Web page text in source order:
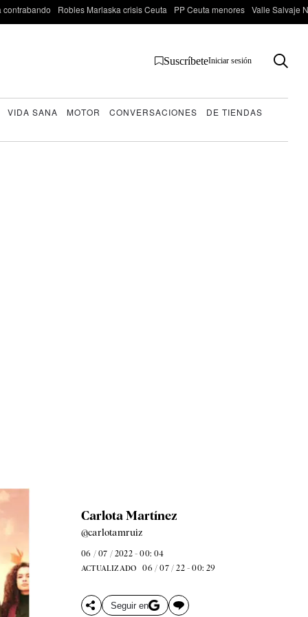
contrabando Robles Marlaska crisis Ceuta PP Ceuta menores Valle Salvaje
SuscríbeteIniciar sesión
VIDA SANA MOTOR CONVERSACIONES DE TIENDAS
Carlota Martínez
@carlotamruiz
06 / 07 / 2022 - 00: 04
ACTUALIZADO 06 / 07 / 22 - 00: 29
Seguir en